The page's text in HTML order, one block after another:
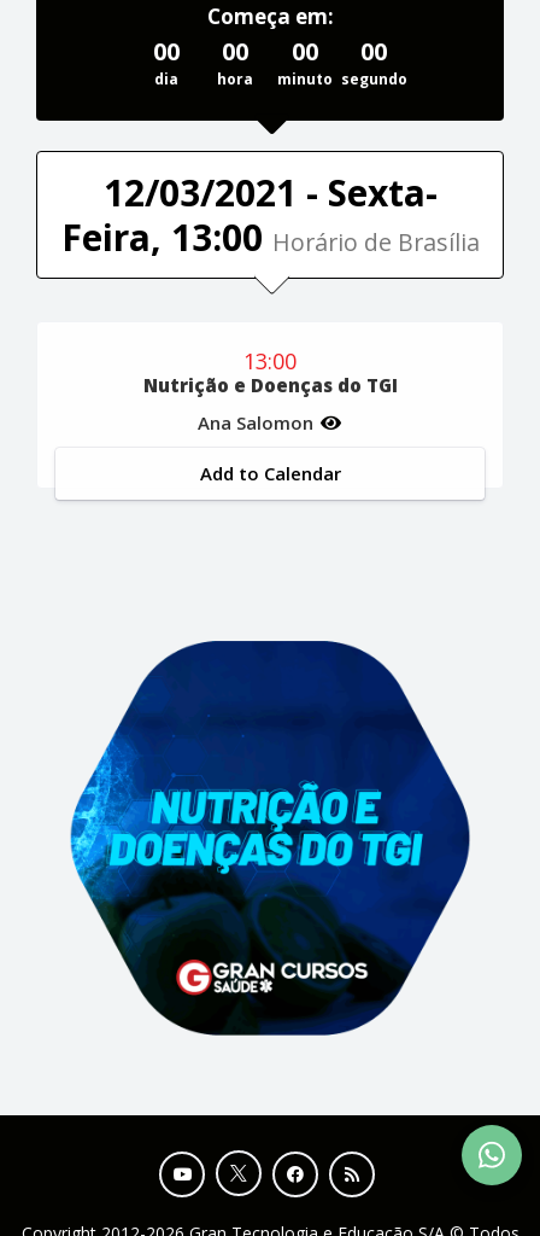
Começa em:
00
dia
00
hora
00
minuto
00
segundo
12/03/2021 - Sexta-
Feira, 13:00 Horário de Brasília
13:00
Nutrição e Doenças do TGI
Ana Salomon
Add to Calendar